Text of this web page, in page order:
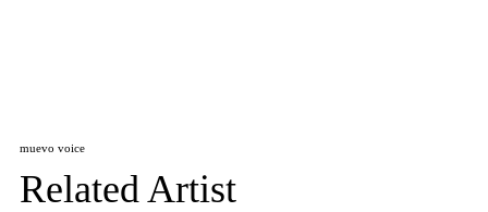
muevo voice
Related Artist